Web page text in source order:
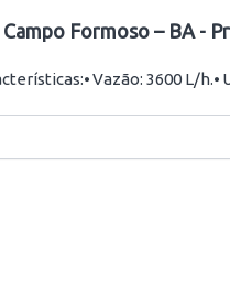
Formoso – BA -
Vazão: 3600 L/h.⦁